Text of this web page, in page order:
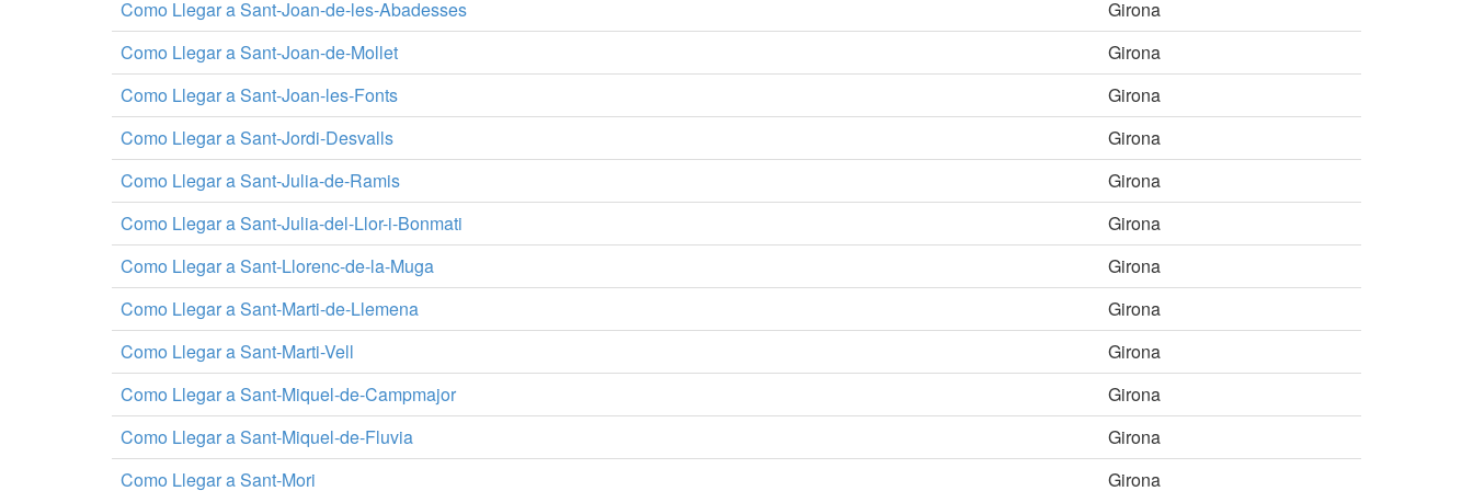
Como Llegar a Sant-Joan-de-les-Abadesses
Girona
Como Llegar a Sant-Joan-de-Mollet
Girona
Como Llegar a Sant-Joan-les-Fonts
Girona
Como Llegar a Sant-Jordi-Desvalls
Girona
Como Llegar a Sant-Julia-de-Ramis
Girona
Como Llegar a Sant-Julia-del-Llor-i-Bonmati
Girona
Como Llegar a Sant-Llorenc-de-la-Muga
Girona
Como Llegar a Sant-Marti-de-Llemena
Girona
Como Llegar a Sant-Marti-Vell
Girona
Como Llegar a Sant-Miquel-de-Campmajor
Girona
Como Llegar a Sant-Miquel-de-Fluvia
Girona
Como Llegar a Sant-Mori
Girona